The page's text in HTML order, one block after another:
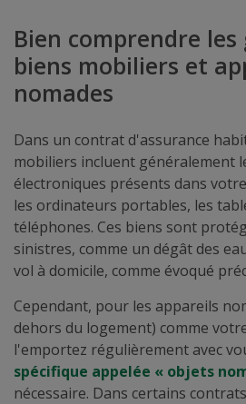
Bien comprendre
biens mobiliers et
nomades
Dans un contrat d'assurance
mobiliers incluent généralement
électroniques présents dans
les ordinateurs portables, les
téléphones. Ces biens sont
sinistres, comme un dégât des
vol à domicile, comme évoqué
Cependant, pour les appareils
dehors du logement) comme
l'emportez régulièrement avec
spécifique appelée « objets
nécessaire. Dans certains